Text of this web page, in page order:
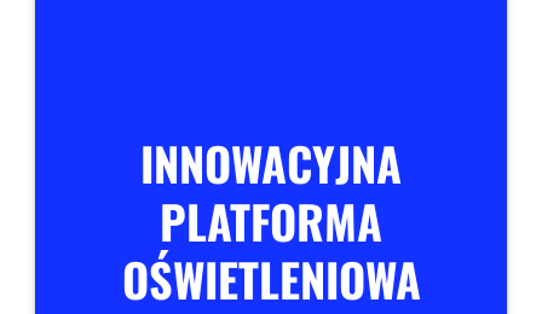
INNOWACYJNA
PLATFORMA
OŚWIETLENIOWA